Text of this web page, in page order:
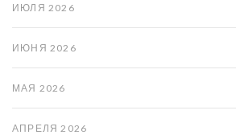
ИЮЛЯ 2026
ИЮНЯ 2026
МАЯ 2026
АПРЕЛЯ 2026